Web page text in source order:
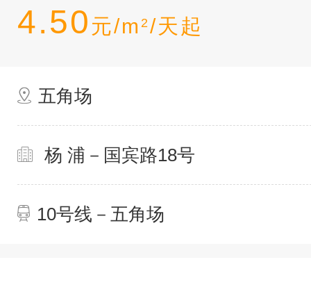
4.50 元/m 2 /天起
五角场
杨 浦－国宾路18号
10号线－五角场